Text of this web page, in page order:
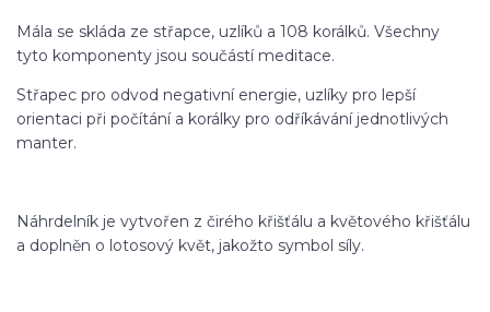
Mála se skláda ze střapce, uzlíků a 108 korálků. Všechny
tyto komponenty jsou součástí meditace.
Střapec pro odvod negativní energie, uzlíky pro lepší
orientaci při počítání a korálky pro odříkávání jednotlivých
manter.
Náhrdelník je vytvořen z čirého křišťálu a květového křišťálu
a doplněn o lotosový květ, jakožto symbol síly.